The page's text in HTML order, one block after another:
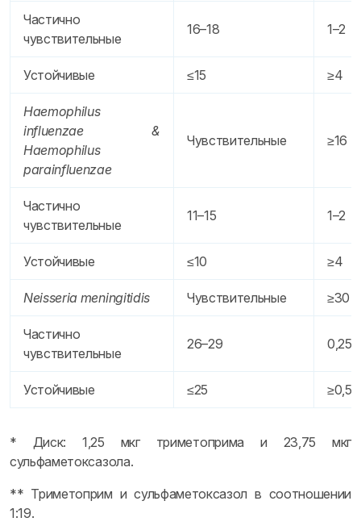
Частично
чувствительные
16–18 1–2
Устойчивые ≤15 ≥4
Haemophilus
influenzae &
Haemophilus
parainfluenzae
Чувствительные ≥16
Частично
чувствительные
11–15 1–2
Устойчивые ≤10 ≥4
Neisseria meningitidis Чувствительные ≥30
Частично
чувствительные
26–29 0,25
Устойчивые ≤25 ≥0,5
* Диск: 1,25 мкг триметоприма и 23,75 мкг
сульфаметоксазола.
** Триметоприм и сульфаметоксазол в соотношении
1:19.